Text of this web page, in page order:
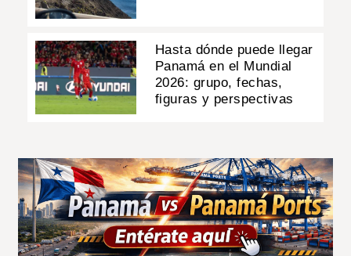
Hasta dónde puede llegar
Panamá en el Mundial
2026: grupo, fechas,
figuras y perspectivas